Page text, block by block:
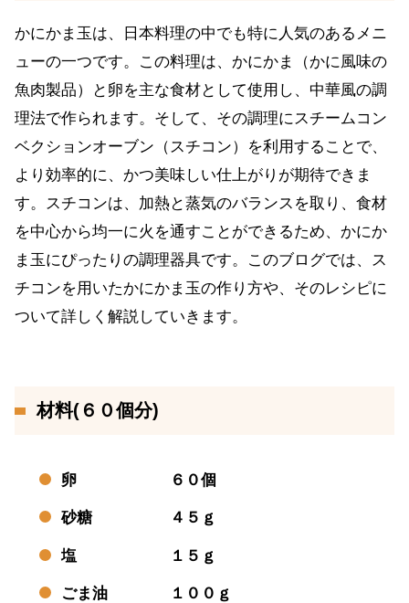
かにかま玉は、日本料理の中でも特に人気のあるメニ
ューの一つです。この料理は、かにかま（かに風味の
魚肉製品）と卵を主な食材として使用し、中華風の調
理法で作られます。そして、その調理にスチームコン
ベクションオーブン（スチコン）を利用することで、
より効率的に、かつ美味しい仕上がりが期待できま
す。スチコンは、加熱と蒸気のバランスを取り、食材
を中心から均一に火を通すことができるため、かにか
ま玉にぴったりの調理器具です。このブログでは、ス
チコンを用いたかにかま玉の作り方や、そのレシピに
ついて詳しく解説していきます。
材料(６０個分)
卵 ６０個
砂糖 ４５ｇ
塩 １５ｇ
ごま油 １００ｇ